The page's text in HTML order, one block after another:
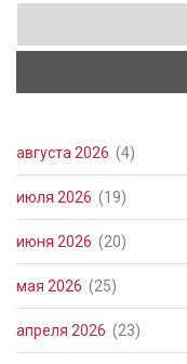
августа 2026 (4)
июля 2026 (19)
июня 2026 (20)
мая 2026 (25)
апреля 2026 (23)